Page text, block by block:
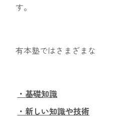
す。
有本塾ではさまざまな
・基礎知識
・新しい知識や技術